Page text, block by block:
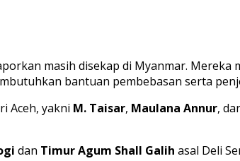
masih disekap di Myanmar.
bantuan pembebasan serta
Aceh, yakni M. Taisar, Maulana Annur,
dan Timur Agum Shall Galih asal Deli